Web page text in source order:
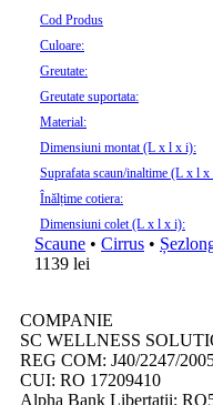
Cod Produs
Culoare:
Greutate:
Greutate suportata:
Material:
Dimensiuni montat (L x l x i):
Suprafata scaun/inaltime (L x l
Înălțime cotiera:
Dimensiuni colet (L x l x i):
Scaune • Cirrus •
1139 lei
COMPANIE
SC WELLNESS
REG COM: J40/2247/
CUI: RO 17209410
Alpha Bank Libertatii: